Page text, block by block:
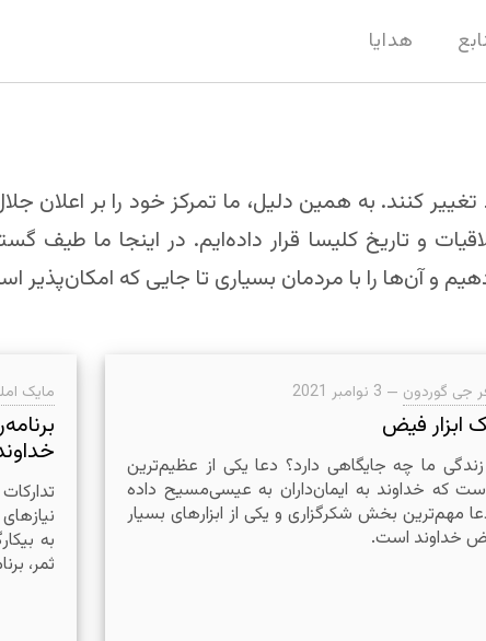
هدایا
کنند. به همین دلیل، ما تمرکز خود را بر اعلان
و تاریخ کلیسا قرار داده‌ایم. در اینجا ما طیف
و آن‌ها را با مردمان بسیاری تا جایی که امکان‌پذیر
جی گوردون — 3 نوامبر 2021
ابزار فیض
ما چه جایگاهی دارد؟ دعا یکی از عظیم‌ترین
است که خداوند به ایمان‌داران به عیسی‌مسیح داده
مهم‌ترین بخش شکرگزاری و یکی از ابزارهای بسیار
خداوند است.
مایک
به
ثمر،